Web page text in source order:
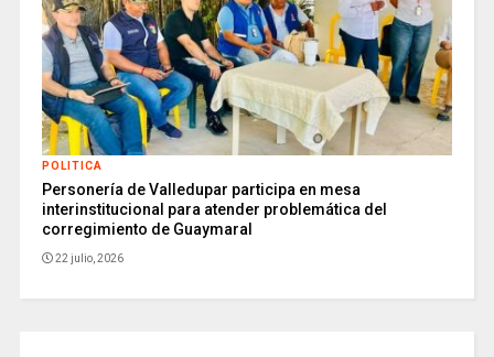
POLITICA
Personería de Valledupar participa en mesa
interinstitucional para atender problemática del
corregimiento de Guaymaral
22 julio, 2026